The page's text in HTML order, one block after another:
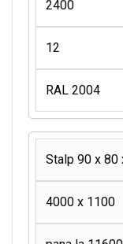
2400
12
RAL 2004
Stalp 90 x 80
4000 x 1100